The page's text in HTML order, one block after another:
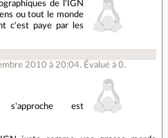
de l'IGN
ou tout le monde
c'est paye par les
2010 à 20:04. Évalué à 0.
est